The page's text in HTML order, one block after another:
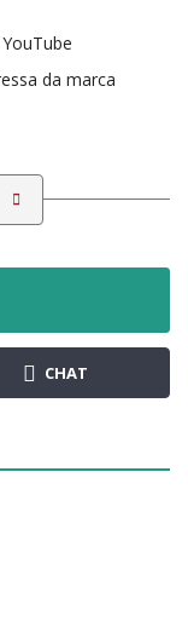
da marca
CHAT